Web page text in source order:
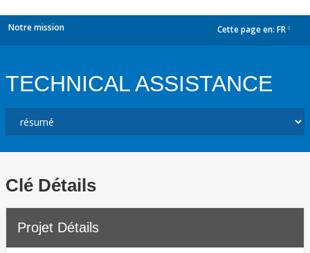
Notre mission Cette page en: FR
TECHNICAL ASSISTANCE
Clé Détails
Projet Détails